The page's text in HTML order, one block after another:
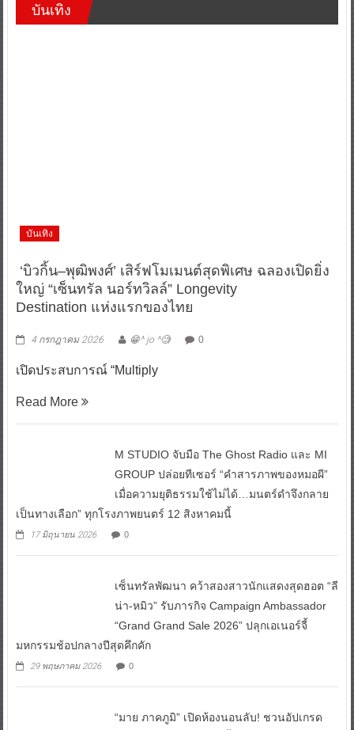
บันเทิง
บันเทิง
‘บิวกิ้น–พุฒิพงศ์’ เสิร์ฟโมเมนต์สุดพิเศษ ฉลองเปิดยิ่ง
ใหญ่ “เซ็นทรัล นอร์ทวิลล์” Longevity
Destination แห่งแรกของไทย
4 กรกฎาคม 2026 😁^ jo ^🧐 0
เปิดประสบการณ์ “Multiply
Read More
M STUDIO จับมือ The Ghost Radio และ MI
GROUP ปล่อยทีเซอร์ “คำสารภาพของหมอผี”
เมื่อความยุติธรรมใช้ไม่ได้…มนตร์ดำจึงกลาย
เป็นทางเลือก” ทุกโรงภาพยนตร์ 12 สิงหาคมนี้
17 มิถุนายน 2026 0
เซ็นทรัลพัฒนา คว้าสองสาวนักแสดงสุดฮอต “ลี
น่า-หมิว” รับภารกิจ Campaign Ambassador
“Grand Grand Sale 2026” ปลุกเอเนอร์จี้
มหกรรมช้อปกลางปีสุดคึกคัก
29 พฤษภาคม 2026 0
“มาย ภาคภูมิ” เปิดห้องนอนลับ! ชวนอัปเกรด